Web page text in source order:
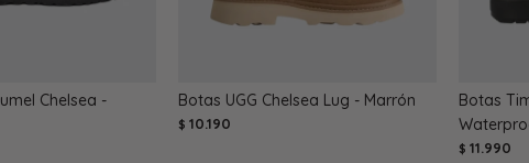
Chelsea -
Botas UGG Chelsea Lug - Marrón
$ 10.190
Botas
$ 11.990